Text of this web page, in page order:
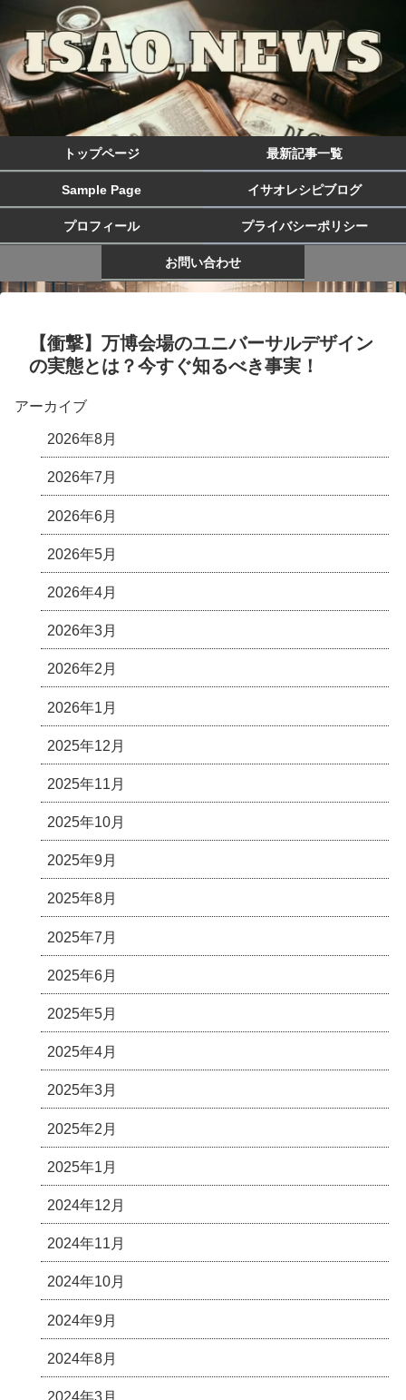
トップページ 最新記事一覧
Sample Page イサオレシピブログ
プロフィール プライバシーポリシー
お問い合わせ
【衝撃】万博会場のユニバーサルデザイン
の実態とは？今すぐ知るべき事実！
アーカイブ
2026年8月
2026年7月
2026年6月
2026年5月
2026年4月
2026年3月
2026年2月
2026年1月
2025年12月
2025年11月
2025年10月
2025年9月
2025年8月
2025年7月
2025年6月
2025年5月
2025年4月
2025年3月
2025年2月
2025年1月
2024年12月
2024年11月
2024年10月
2024年9月
2024年8月
2024年3月